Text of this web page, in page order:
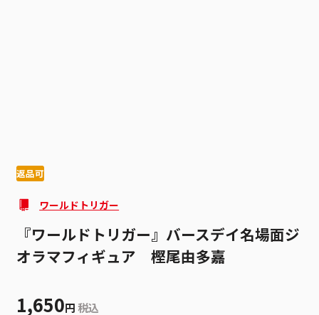
返品可
ワールドトリガー
『ワールドトリガー』バースデイ名場面ジ
オラマフィギュア 樫尾由多嘉
1,650円 税込